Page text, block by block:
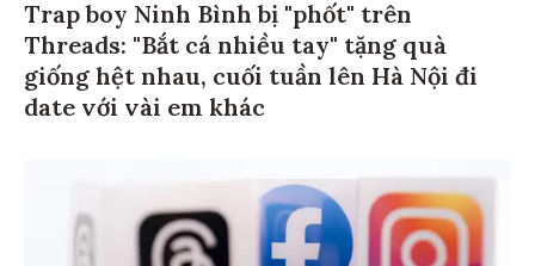
Trap boy Ninh Bình bị "phốt" trên
Threads: "Bắt cá nhiều tay" tặng quà
giống hệt nhau, cuối tuần lên Hà Nội đi
date với vài em khác